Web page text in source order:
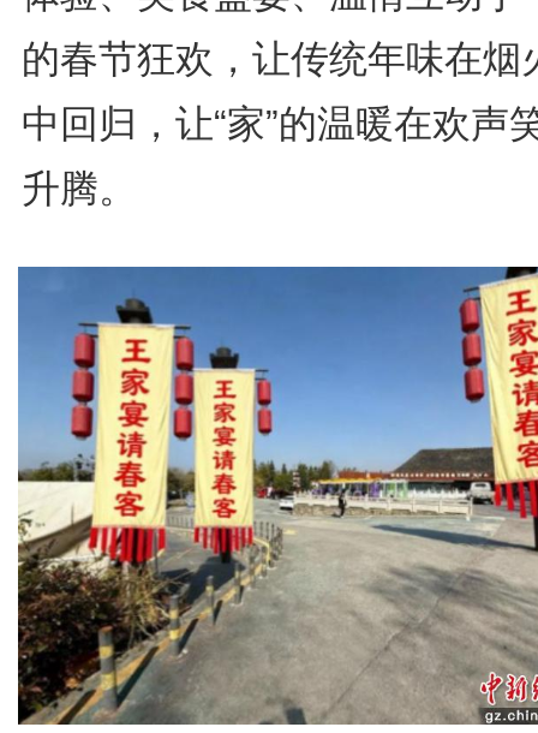
的春节狂欢，让传统年味在烟
中回归，让“家”的温暖在欢声
升腾。